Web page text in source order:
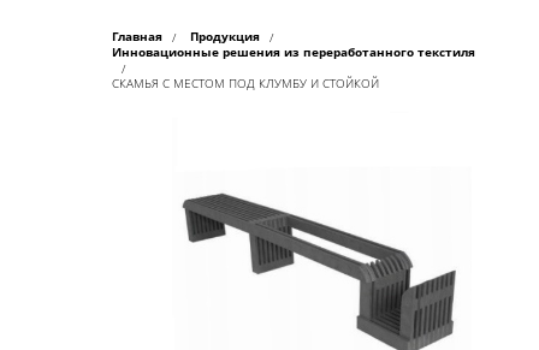
Главная
Продукция
Инновационные решения из переработанного текстиля
СКАМЬЯ С МЕСТОМ ПОД КЛУМБУ И СТОЙКОЙ